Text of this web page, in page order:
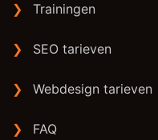
❯ Trainingen
❯ SEO tarieven
❯ Webdesign tarieven
❯ FAQ